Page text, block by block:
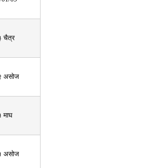
चैत्र
असोज
माघ
असोज